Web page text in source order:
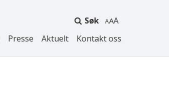
Søk A
Presse Aktuelt Kontakt oss